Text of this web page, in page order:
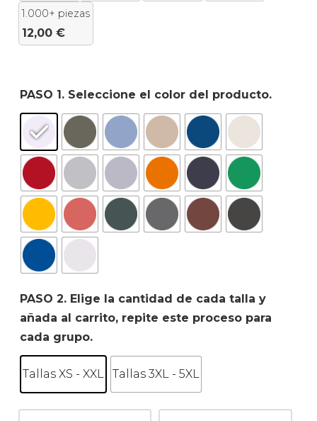
1.000+ piezas
12,00 €
PASO 1. Seleccione el color del producto.
PASO 2. Elige la cantidad de cada talla y
añada al carrito, repite este proceso para
cada grupo.
Tallas XS - XXL Tallas 3XL - 5XL